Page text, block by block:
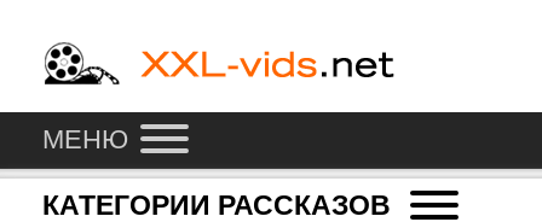
МЕНЮ
КАТЕГОРИИ РАССКАЗОВ